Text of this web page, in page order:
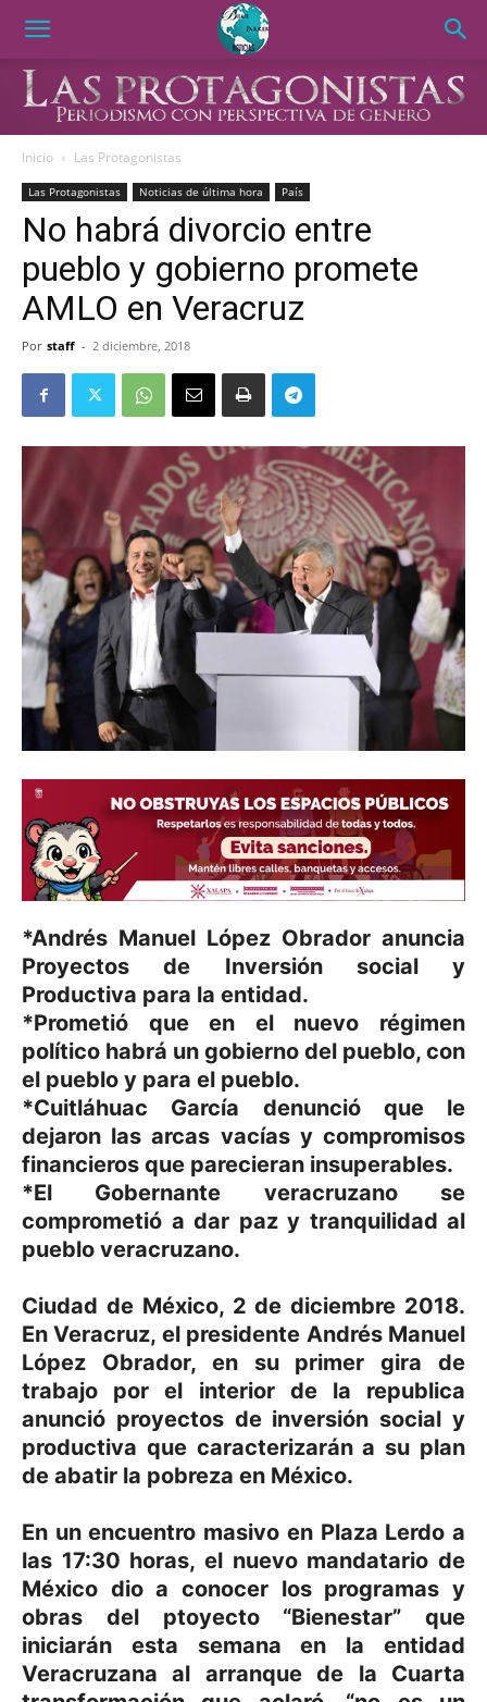
Inicio Las Protagonistas
Las Protagonistas Noticias de última hora País
No habrá divorcio entre
pueblo y gobierno promete
AMLO en Veracruz
Por staff - 2 diciembre, 2018
*Andrés Manuel López Obrador anuncia
Proyectos de Inversión social y
Productiva para la entidad.
*Prometió que en el nuevo régimen
político habrá un gobierno del pueblo, con
el pueblo y para el pueblo.
*Cuitláhuac García denunció que le
dejaron las arcas vacías y compromisos
financieros que parecieran insuperables.
*El Gobernante veracruzano se
comprometió a dar paz y tranquilidad al
pueblo veracruzano.
Ciudad de México, 2 de diciembre 2018.
En Veracruz, el presidente Andrés Manuel
López Obrador, en su primer gira de
trabajo por el interior de la republica
anunció proyectos de inversión social y
productiva que caracterizarán a su plan
de abatir la pobreza en México.
En un encuentro masivo en Plaza Lerdo a
las 17:30 horas, el nuevo mandatario de
México dio a conocer los programas y
obras del ptoyecto “Bienestar” que
iniciarán esta semana en la entidad
Veracruzana al arranque de la Cuarta